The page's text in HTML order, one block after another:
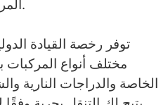
المرورية في حالة الحاجة.
توفر رخصة القيادة
مختلف أنواع
الخاصة والدراجات النارية